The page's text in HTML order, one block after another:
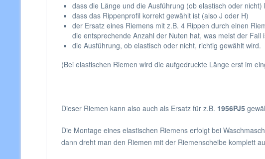
dass die Länge und die Ausführung (ob elastisch oder nicht)
dass das Rippenprofil korrekt gewählt ist (also J oder H)
der Ersatz eines Riemens mit z.B. 4 Rippen durch einen
die entsprechende Anzahl der Nuten hat, was meist der Fall
die Ausführung, ob elastisch oder nicht, richtig gewählt wird.
(Bei elastischen Riemen wird die aufgedruckte Länge erst im
Dieser Riemen kann also auch als Ersatz für z.B. 1956PJ5
Die Montage eines elastischen Riemens erfolgt bei
dann dreht man den Riemen mit der Riemenscheibe komplett